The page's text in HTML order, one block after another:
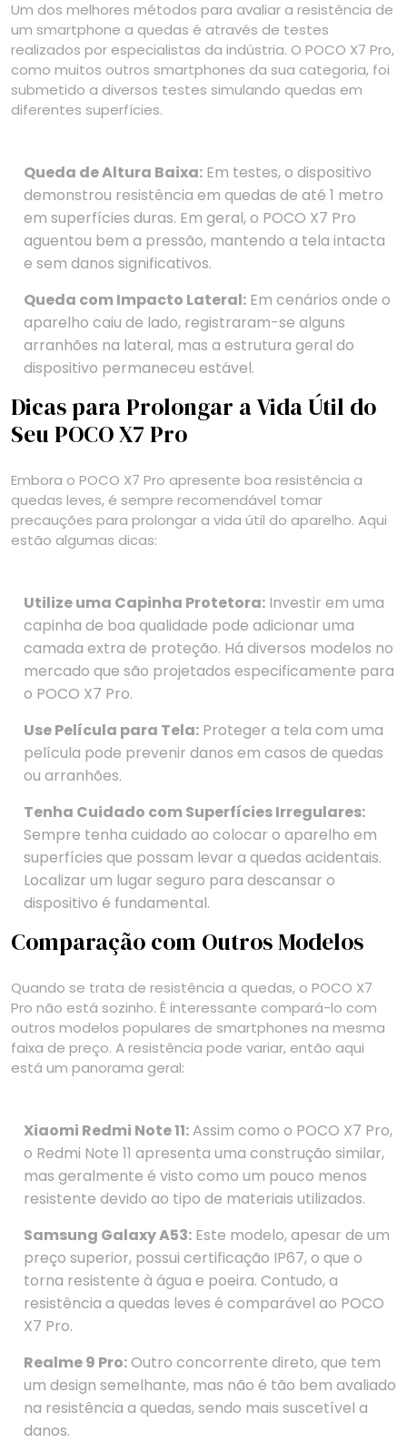
Um dos melhores métodos para avaliar a resistência de
um smartphone a quedas é através de testes
realizados por especialistas da indústria. O POCO X7 Pro,
como muitos outros smartphones da sua categoria, foi
submetido a diversos testes simulando quedas em
diferentes superfícies.
Queda de Altura Baixa: Em testes, o dispositivo
demonstrou resistência em quedas de até 1 metro
em superfícies duras. Em geral, o POCO X7 Pro
aguentou bem a pressão, mantendo a tela intacta
e sem danos significativos.
Queda com Impacto Lateral: Em cenários onde o
aparelho caiu de lado, registraram-se alguns
arranhões na lateral, mas a estrutura geral do
dispositivo permaneceu estável.
Dicas para Prolongar a Vida Útil do
Seu POCO X7 Pro
Embora o POCO X7 Pro apresente boa resistência a
quedas leves, é sempre recomendável tomar
precauções para prolongar a vida útil do aparelho. Aqui
estão algumas dicas:
Utilize uma Capinha Protetora: Investir em uma
capinha de boa qualidade pode adicionar uma
camada extra de proteção. Há diversos modelos no
mercado que são projetados especificamente para
o POCO X7 Pro.
Use Película para Tela: Proteger a tela com uma
película pode prevenir danos em casos de quedas
ou arranhões.
Tenha Cuidado com Superfícies Irregulares:
Sempre tenha cuidado ao colocar o aparelho em
superfícies que possam levar a quedas acidentais.
Localizar um lugar seguro para descansar o
dispositivo é fundamental.
Comparação com Outros Modelos
Quando se trata de resistência a quedas, o POCO X7
Pro não está sozinho. É interessante compará-lo com
outros modelos populares de smartphones na mesma
faixa de preço. A resistência pode variar, então aqui
está um panorama geral:
Xiaomi Redmi Note 11:Assim como o POCO X7 Pro,
o Redmi Note 11 apresenta uma construção similar,
mas geralmente é visto como um pouco menos
resistente devido ao tipo de materiais utilizados.
Samsung Galaxy A53: Este modelo, apesar de um
preço superior, possui certificação IP67, o que o
torna resistente à água e poeira. Contudo, a
resistência a quedas leves é comparável ao POCO
X7 Pro.
Realme 9 Pro:Outro concorrente direto, que tem
um design semelhante, mas não é tão bem avaliado
na resistência a quedas, sendo mais suscetível a
danos.